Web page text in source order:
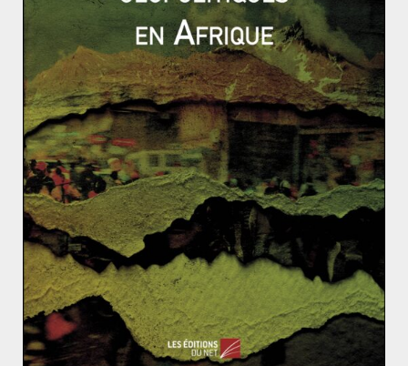
cyclisme
19 juillet 2013 0